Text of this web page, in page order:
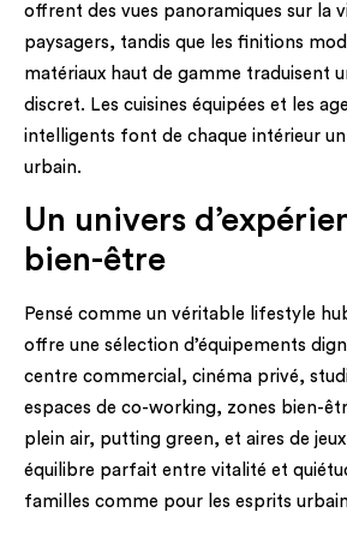
offrent des vues panoramiques sur la
paysagers, tandis que les finitions
matériaux haut de gamme traduisent
discret. Les cuisines équipées et les
intelligents font de chaque intérieur
urbain.
Un univers
bien-être
Pensé comme un véritable lifestyle
offre une sélection d’équipements
centre commercial, cinéma privé,
espaces de co-working, zones bien-
plein air, putting green, et aires de
équilibre parfait entre vitalité et
familles comme pour les esprits